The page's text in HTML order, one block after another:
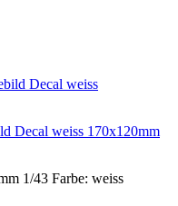
Decal weiss 170x120mm
1/43 Farbe: weiss